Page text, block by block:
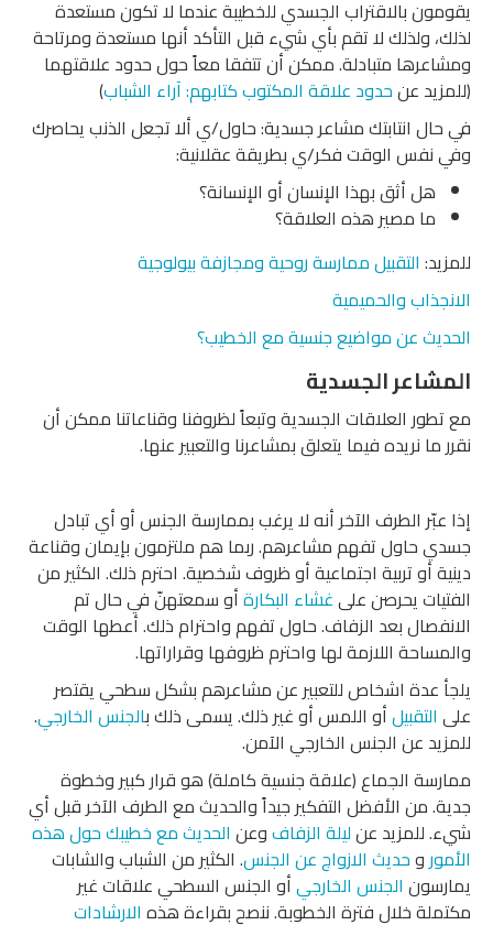
يقومون بالاقتراب الجسدي للخطيبة عندما لا تكون مستعدة
لذلك، ولذلك لا تقم بأي شيء قبل التأكد أنها مستعدة ومرتاحة
ومشاعرها متبادلة. ممكن أن تتفقا معاً حول حدود علاقتهما
(للمزيد عنحدود علاقة المكتوب كتابهم: آراء الشباب)
في حال انتابتك مشاعر جسدية: حاول/ي ألا تجعل الذنب يحاصرك
وفي نفس الوقت فكر/ي بطريقة عقلانية:
هل أثق بهذا الإنسان أو الإنسانة؟
ما مصير هذه العلاقة؟
للمزيد: التقبيل ممارسة روحية ومجازفة بيولوجية
الانجذاب والحميمية
الحديث عن مواضيع جنسية مع الخطيب؟
المشاعر الجسدية
مع تطور العلاقات الجسدية وتبعاً لظروفنا وقناعاتنا ممكن أن
نقرر ما نريده فيما يتعلق بمشاعرنا والتعبير عنها.
إذا عبّر الطرف الآخر أنه لا يرغب بممارسة الجنس أو أي تبادل
جسدي حاول تفهم مشاعرهم. ربما هم ملتزمون بإيمان وقناعة
دينية أو تربية اجتماعية أو ظروف شخصية. احترم ذلك. الكثير من
الفتيات يحرصن علىغشاء البكارةأو سمعتهنّ في حال تم
الانفصال بعد الزفاف. حاول تفهم واحترام ذلك. أعطها الوقت
والمساحة اللازمة لها واحترم ظروفها وقراراتها.
يلجأ عدة اشخاص للتعبير عن مشاعرهم بشكل سطحي يقتصر
على التقبيلأو اللمس أو غير ذلك. يسمى ذلك بالجنس الخارجي.
للمزيد عن الجنس الخارجي الآمن.
ممارسة الجماع (علاقة جنسية كاملة) هو قرار كبير وخطوة
جدية. من الأفضل التفكير جيداً والحديث مع الطرف الآخر قبل أي
شيء. للمزيد عنليلة الزفافوعن الحديث مع خطيبك حول هذه
الأموروحديث الازواج عن الجنس. الكثير من الشباب والشابات
يمارسون الجنس الخارجيأو الجنس السطحي علاقات غير
مكتملة خلال فترة الخطوبة. ننصح بقراءة هذه الارشادات